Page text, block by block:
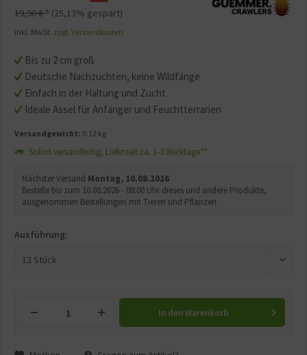
Bis zu 2 cm groß
Deutsche Nachzuchten, keine Wildfänge
Einfach in der Haltung und Zucht
Ideale Assel für Anfänger und Feuchtterrarien
19,90 € * (25,13% gespart)
inkl. MwSt. zzgl. Versandkosten
Versandgewicht: 0.12 kg
Sofort versandfertig, Lieferzeit ca. 1-3 Werktage**
Nächster Versand Montag, 10.08.2026
Bestelle bis zum 10.08.2026 - 08:00 Uhr dieses und andere Produkte,
ausgenommen Bestellungen mit Tieren und Pflanzen.
Ausführung:
In den Warenkorb